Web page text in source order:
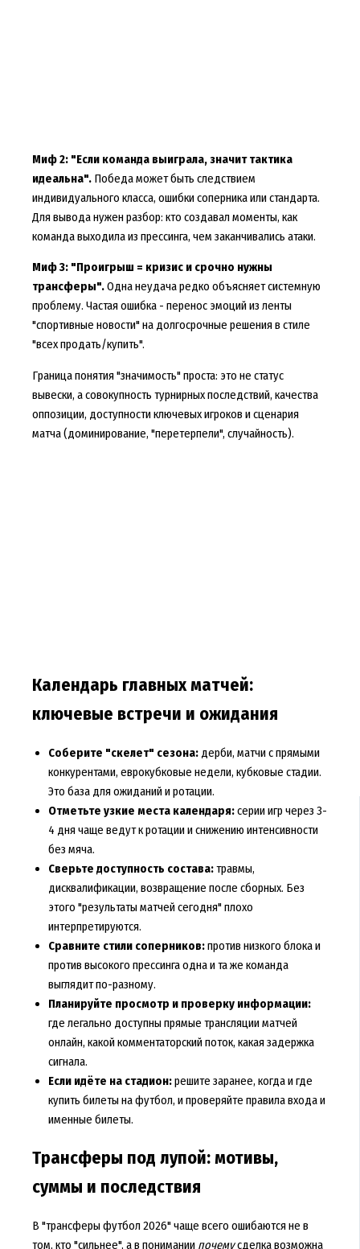
Миф 2: "Если команда выиграла, значит тактика
идеальна".Победа может быть следствием
индивидуального класса, ошибки соперника или стандарта.
Для вывода нужен разбор: кто создавал моменты, как
команда выходила из прессинга, чем заканчивались атаки.
Миф 3: "Проигрыш = кризис и срочно нужны
трансферы".Одна неудача редко объясняет системную
проблему. Частая ошибка - перенос эмоций из ленты
"спортивные новости" на долгосрочные решения в стиле
"всех продать/купить".
Граница понятия "значимость" проста: это не статус
вывески, а совокупность турнирных последствий, качества
оппозиции, доступности ключевых игроков и сценария
матча (доминирование, "перетерпели", случайность).
Календарь главных матчей:
ключевые встречи и ожидания
Соберите "скелет" сезона:дерби, матчи с прямыми
конкурентами, еврокубковые недели, кубковые стадии.
Это база для ожиданий и ротации.
Отметьте узкие места календаря:серии игр через 3-
4 дня чаще ведут к ротации и снижению интенсивности
без мяча.
Сверьте доступность состава:травмы,
дисквалификации, возвращение после сборных. Без
этого "результаты матчей сегодня" плохо
интерпретируются.
Сравните стили соперников:против низкого блока и
против высокого прессинга одна и та же команда
выглядит по-разному.
Планируйте просмотр и проверку информации:
где легально доступны прямые трансляции матчей
онлайн, какой комментаторский поток, какая задержка
сигнала.
Если идёте на стадион:решите заранее, когда и где
купить билеты на футбол, и проверяйте правила входа и
именные билеты.
Трансферы под лупой: мотивы,
суммы и последствия
В "трансферы футбол 2026" чаще всего ошибаются не в
том, кто "сильнее", а в понимании почемусделка возможна